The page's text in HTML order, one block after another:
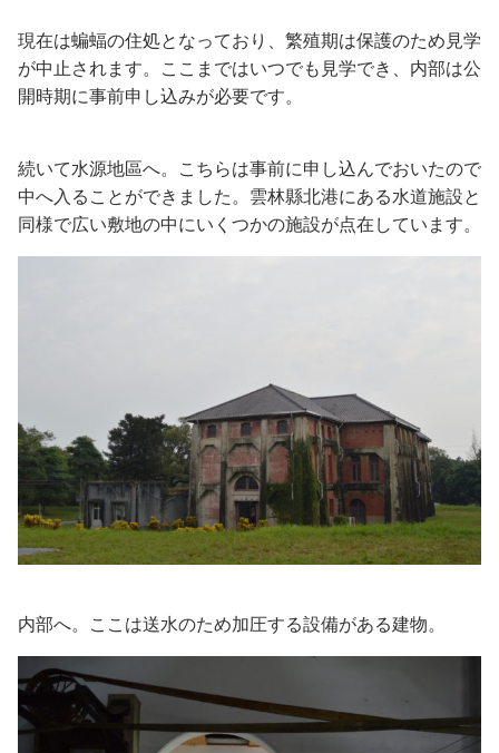
現在は蝙蝠の住処となっており、繁殖期は保護のため見学
が中止されます。ここまではいつでも見学でき、内部は公
開時期に事前申し込みが必要です。
続いて水源地區へ。こちらは事前に申し込んでおいたので
中へ入ることができました。雲林縣北港にある水道施設と
同様で広い敷地の中にいくつかの施設が点在しています。
内部へ。ここは送水のため加圧する設備がある建物。